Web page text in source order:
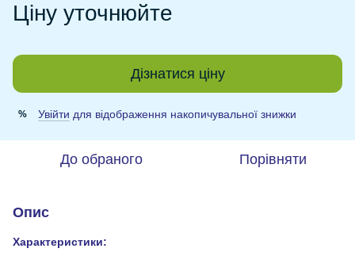
Ціну уточнюйте
Дізнатися ціну
% Увійти для відображення накопичувальної знижки
До обраного Порівняти
Опис
Характеристики: